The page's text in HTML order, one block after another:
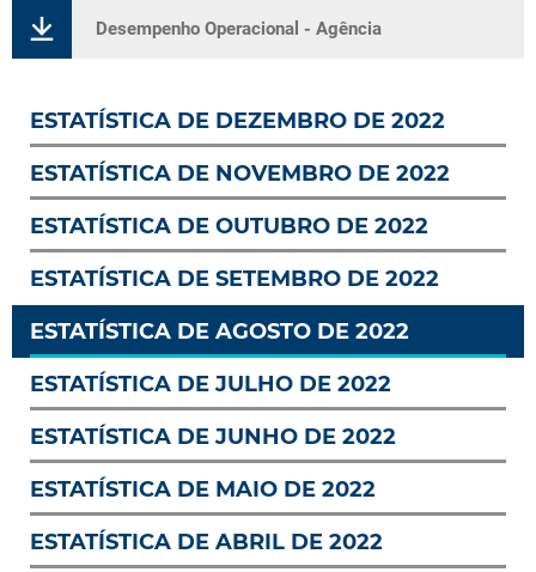
ESTATÍSTICA DE DEZEMBRO DE 2022
ESTATÍSTICA DE NOVEMBRO DE 2022
ESTATÍSTICA DE OUTUBRO DE 2022
ESTATÍSTICA DE SETEMBRO DE 2022
ESTATÍSTICA DE AGOSTO DE 2022
ESTATÍSTICA DE JULHO DE 2022
ESTATÍSTICA DE JUNHO DE 2022
ESTATÍSTICA DE MAIO DE 2022
ESTATÍSTICA DE ABRIL DE 2022
Desempenho Operacional - Agência